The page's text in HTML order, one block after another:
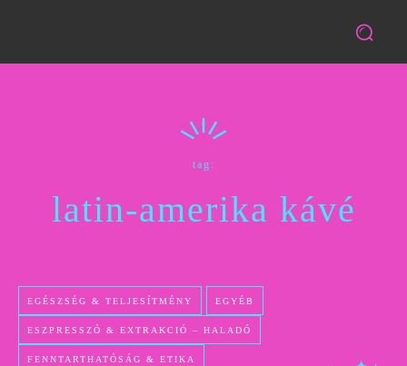
tag:
latin-amerika kávé
EGÉSZSÉG & TELJESÍTMÉNY EGYÉB
ESZPRESSZÓ & EXTRAKCIÓ – HALADÓ
FENNTARTHATÓSÁG & ETIKA